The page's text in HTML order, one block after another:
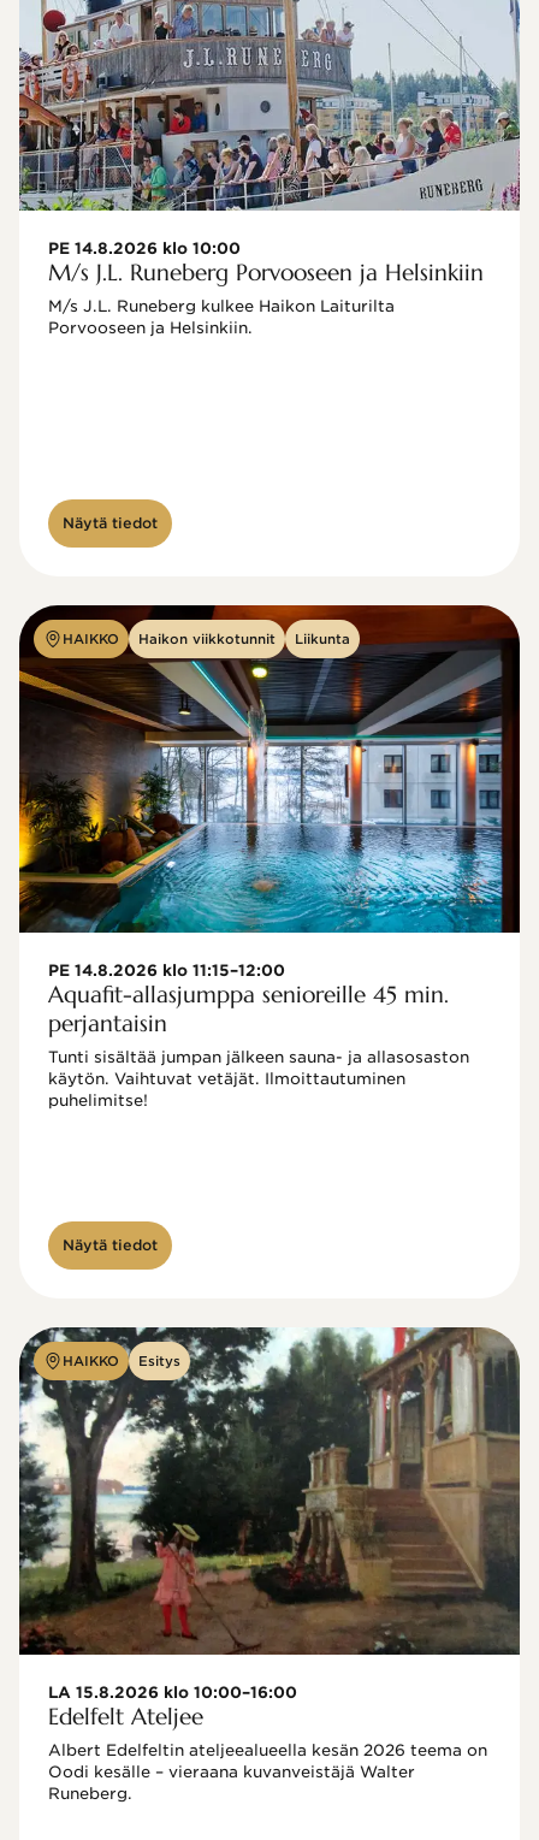
PE 14.8.2026 klo 10:00
M/s J.L. Runeberg Porvooseen ja Helsinkiin
M/s J.L. Runeberg kulkee Haikon Laiturilta
Porvooseen ja Helsinkiin.
Näytä tiedot
HAIKKO Haikon viikkotunnit Liikunta
PE 14.8.2026 klo 11:15–12:00
Aquafit-allasjumppa senioreille 45 min.
perjantaisin
Tunti sisältää jumpan jälkeen sauna- ja allasosaston
käytön. Vaihtuvat vetäjät. Ilmoittautuminen
puhelimitse!
Näytä tiedot
HAIKKO Esitys
LA 15.8.2026 klo 10:00–16:00
Edelfelt Ateljee
Albert Edelfeltin ateljeealueella kesän 2026 teema on
Oodi kesälle – vieraana kuvanveistäjä Walter